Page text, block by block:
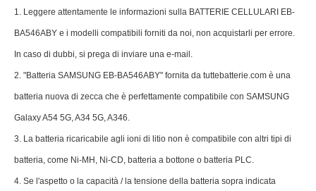
1. Leggere attentamente le informazioni sulla BATTERIE CELLULARI EB-
BA546ABY e i modelli compatibili forniti da noi, non acquistarli per errore.
In caso di dubbi, si prega di inviare una e-mail.
2. "Batteria SAMSUNG EB-BA546ABY" fornita da tuttebatterie.com è una
batteria nuova di zecca che è perfettamente compatibile con SAMSUNG
Galaxy A54 5G, A34 5G, A346.
3. La batteria ricaricabile agli ioni di litio non è compatibile con altri tipi di
batteria, come Ni-MH, Ni-CD, batteria a bottone o batteria PLC.
4. Se l'aspetto o la capacità / la tensione della batteria sopra indicata